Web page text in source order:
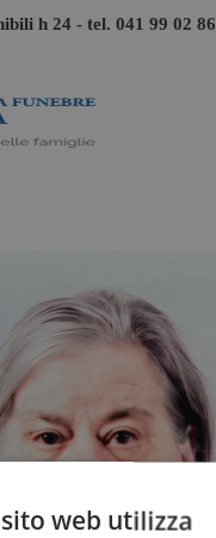
h 24 - tel. 041 99 02 86
web utilizza